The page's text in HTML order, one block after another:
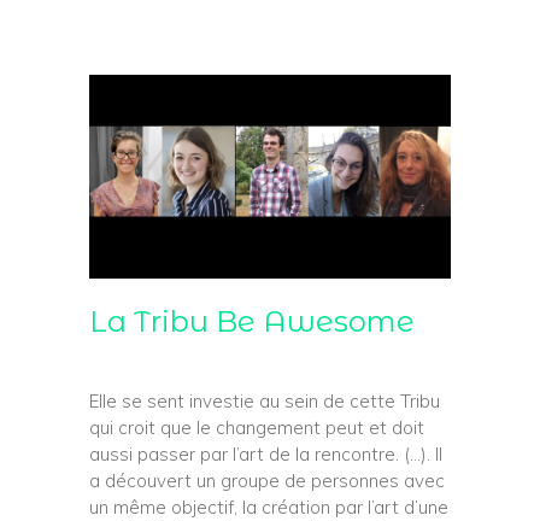
La Tribu Be Awesome
Elle se sent investie au sein de cette Tribu
qui croit que le changement peut et doit
aussi passer par l’art de la rencontre. (…). Il
a découvert un groupe de personnes avec
un même objectif, la création par l’art d’une